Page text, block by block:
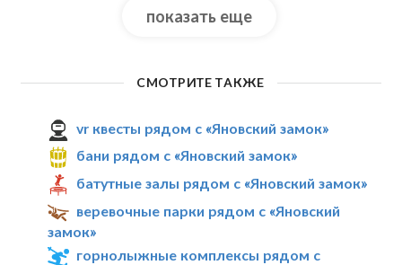
показать еще
СМОТРИТЕ ТАКЖЕ
vr квесты рядом с «Яновский замок»
бани рядом с «Яновский замок»
батутные залы рядом с «Яновский замок»
веревочные парки рядом с «Яновский
замок»
горнолыжные комплексы рядом с